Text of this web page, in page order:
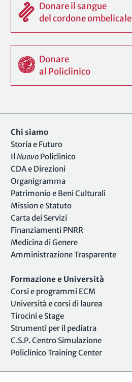
Donare il sangue
del cordone ombelicale
Donare
al Policlinico
Chi siamo
Storia e Futuro
Il NuovoPoliclinico
CDA e Direzioni
Organigramma
Patrimonio e Beni Culturali
Mission e Statuto
Carta dei Servizi
Finanziamenti PNRR
Medicina di Genere
Amministrazione Trasparente
Formazione e Università
Corsi e programmi ECM
Università e corsi di laurea
Tirocini e Stage
Strumenti per il pediatra
C.S.P. Centro Simulazione
Policlinico Training Center